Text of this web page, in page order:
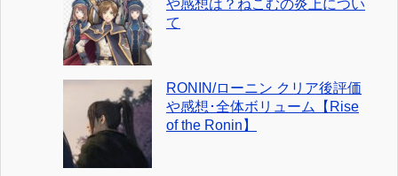
や感想は？ねこむの炎上につい
て
RONIN/ローニン クリア後評価
や感想･全体ボリューム【Rise
of the Ronin】